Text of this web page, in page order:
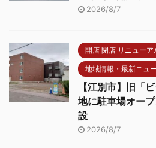
2026/8/7
開店 閉店 リニューア
地域情報・最新ニュ
【江別市】旧「
地に駐車場オー
設
2026/8/7